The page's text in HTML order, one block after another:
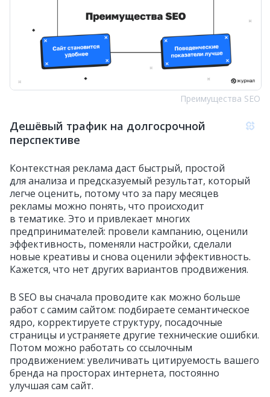
Преимущества SEO
Дешёвый трафик на долгосрочной
перспективе
Контекстная реклама даст быстрый, простой
для анализа и предсказуемый результат, который
легче оценить, потому что за пару месяцев
рекламы можно понять, что происходит
в тематике. Это и привлекает многих
предпринимателей: провели кампанию, оценили
эффективность, поменяли настройки, сделали
новые креативы и снова оценили эффективность.
Кажется, что нет других вариантов продвижения.
В SEO вы сначала проводите как можно больше
работ с самим сайтом: подбираете семантическое
ядро, корректируете структуру, посадочные
страницы и устраняете другие технические ошибки.
Потом можно работать со ссылочным
продвижением: увеличивать цитируемость вашего
бренда на просторах интернета, постоянно
улучшая сам сайт.